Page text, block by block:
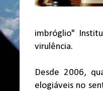
imbróglio"
virulência.
Desde 2006,
elogiáveis no